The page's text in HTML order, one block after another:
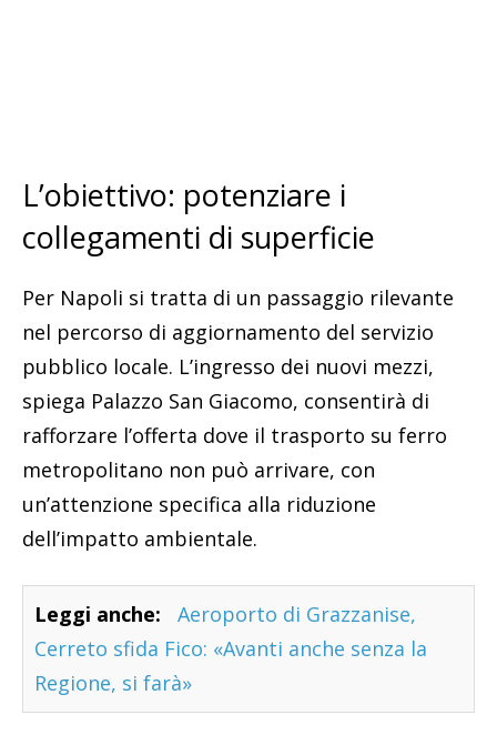
L’obiettivo: potenziare i
collegamenti di superficie
Per Napoli si tratta di un passaggio rilevante
nel percorso di aggiornamento del servizio
pubblico locale. L’ingresso dei nuovi mezzi,
spiega Palazzo San Giacomo, consentirà di
rafforzare l’offerta dove il trasporto su ferro
metropolitano non può arrivare, con
un’attenzione specifica alla riduzione
dell’impatto ambientale.
Leggi anche:
Aeroporto di Grazzanise,
Cerreto sfida Fico: «Avanti anche senza la
Regione, si farà»